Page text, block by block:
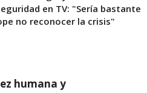
en TV: "Sería bastante
no reconocer la crisis"
humana y